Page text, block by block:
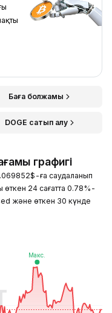
Баға болжамы
DOGE сатып алу
графигі
ға саудаланып
24 сағатта 0.78%-
және өткен 30 күнде